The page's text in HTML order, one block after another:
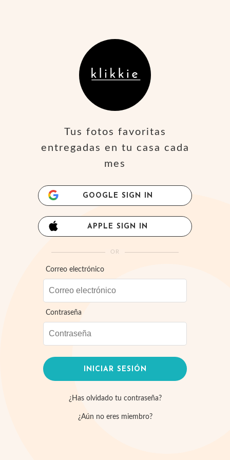
Tus fotos favoritas
entregadas en tu casa cada
mes
GOOGLE SIGN IN
APPLE SIGN IN
OR
Correo electrónico
Contraseña
¿Has olvidado tu contraseña?
¿Aún no eres miembro?